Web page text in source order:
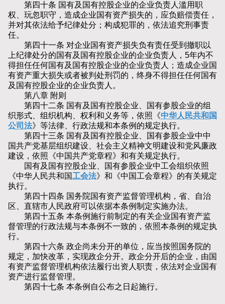
第四十条 国有及国有控股企业的企业负责人滥用职
权、玩忽职守，造成企业国有资产损失的，应负赔偿责任，
并对其依法给予纪律处分；构成犯罪的，依法追究刑事责
任。
第四十一条 对企业国有资产损失负有责任受到撤职以
上纪律处分的国有及国有控股企业的企业负责人，5年内不
得担任任何国有及国有控股企业的企业负责人；造成企业国
有资产重大损失或者被判处刑罚的，终身不得担任任何国有
及国有控股企业的企业负责人。
第八章 附则
第四十二条 国有及国有控股企业、国有参股企业的组
织形式、组织机构、权利和义务等，依照《中华人民共和国
公司法》等法律、行政法规和本条例的规定执行。
第四十三条 国有及国有控股企业、国有参股企业中中
国共产党基层组织建设、社会主义精神文明建设和党风廉政
建设，依照《中国共产党章程》和有关规定执行。
国有及国有控股企业、国有参股企业中工会组织依照
《中华人民共和国工会法》和《中国工会章程》的有关规定
执行。
第四十四条 国务院国有资产监督管理机构，省、自治
区、直辖市人民政府可以依据本条例制定实施办法。
第四十五条 本条例施行前制定的有关企业国有资产监
督管理的行政法规与本条例不一致的，依照本条例的规定执
行。
第四十六条 政企尚未分开的单位，应当按照国务院的
规定，加快改革，实现政企分开。政企分开后的企业，由国
有资产监督管理机构依法履行出资人职责，依法对企业国有
资产进行监督管理。
第四十七条 本条例自公布之日起施行。